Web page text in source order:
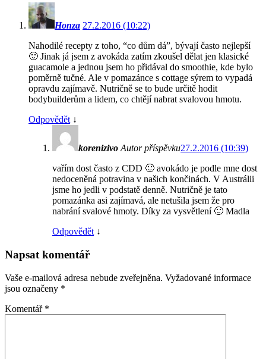
Honza 27.2.2016 (10:22)
Nahodilé recepty z toho, “co dům dá”, bývají často nejlepší
🙂 Jinak já jsem z avokáda zatím zkoušel dělat jen klasické
guacamole a jednou jsem ho přidával do smoothie, kde bylo
poměrně tučné. Ale v pomazánce s cottage sýrem to vypadá
opravdu zajímavě. Nutričně se to bude určitě hodit
bodybuilderům a lidem, co chtějí nabrat svalovou hmotu.
Odpovědět ↓
korenizivo Autor příspěvku27.2.2016 (10:39)
vařím dost často z CDD 🙂 avokádo je podle mne dost
nedoceněná potravina v našich končinách. V Austrálii
jsme ho jedli v podstatě denně. Nutričně je tato
pomazánka asi zajímavá, ale netušila jsem že pro
nabrání svalové hmoty. Díky za vysvětlení 🙂 Madla
Odpovědět ↓
Napsat komentář
Vaše e-mailová adresa nebude zveřejněna. Vyžadované informace
jsou označeny *
Komentář *